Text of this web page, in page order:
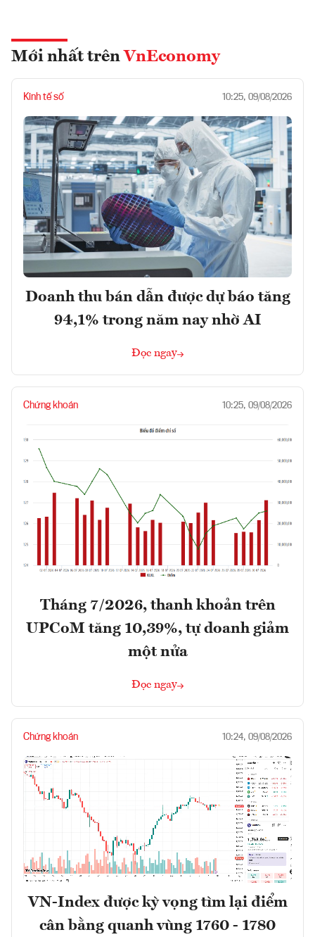
Mới nhất trên VnEconomy
Kinh tế số 10:25, 09/08/2026
Doanh thu bán dẫn được dự báo tăng
94,1% trong năm nay nhờ AI
Đọc ngay
Chứng khoán 10:25, 09/08/2026
Tháng 7/2026, thanh khoản trên
UPCoM tăng 10,39%, tự doanh giảm
một nửa
Đọc ngay
Chứng khoán 10:24, 09/08/2026
VN-Index được kỳ vọng tìm lại điểm
cân bằng quanh vùng 1760 - 1780